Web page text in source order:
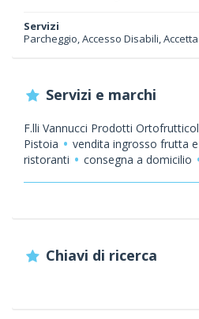
Servizi
Parcheggio, Accesso Disabili,
Servizi e marchi
F.lli Vannucci Prodotti
Pistoia
vendita ingrosso frutta
ristoranti
consegna a domicilio
Chiavi di ricerca